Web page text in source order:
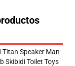
Titan Speaker Man
Skibidi Toilet Toys